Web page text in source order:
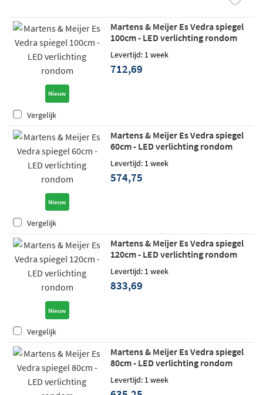
Nieuw
Martens & Meijer Es Vedra spiegel
100cm - LED verlichting rondom
Levertijd: 1 week
712,69
Vergelijk
Nieuw
Martens & Meijer Es Vedra spiegel
60cm - LED verlichting rondom
Levertijd: 1 week
574,75
Vergelijk
Nieuw
Martens & Meijer Es Vedra spiegel
120cm - LED verlichting rondom
Levertijd: 1 week
833,69
Vergelijk
Martens & Meijer Es Vedra spiegel
80cm - LED verlichting rondom
Levertijd: 1 week